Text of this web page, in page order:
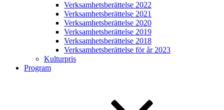
Verksamhetsberättelse 2022
Verksamhetsberättelse 2021
Verksamhetsberättelse 2020
Verksamhetsberättelse 2019
Verksamhetsberättelse 2018
Verksamhetsberättelse för år 2023
Kulturpris
Program